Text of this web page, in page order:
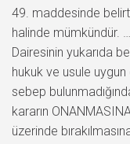
49. maddesinde
halinde mümkündür.
Dairesinin yukarıda
hukuk ve usule
sebep
kararın
üzerinde